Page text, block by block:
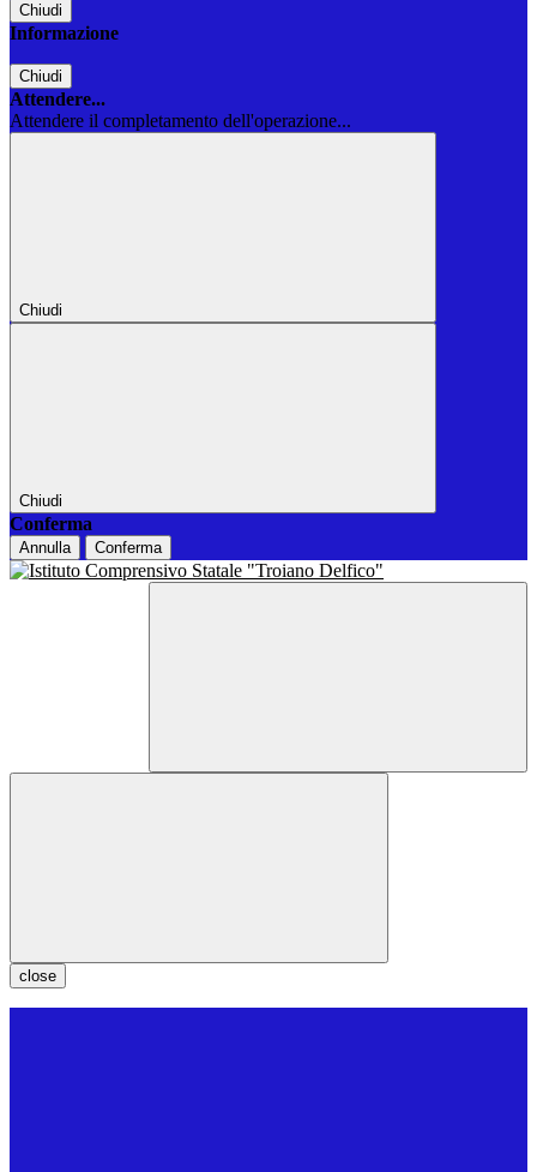
Chiudi
Informazione
Chiudi
Attendere...
Attendere il completamento dell'operazione...
Chiudi
Chiudi
Conferma
Annulla Conferma
close